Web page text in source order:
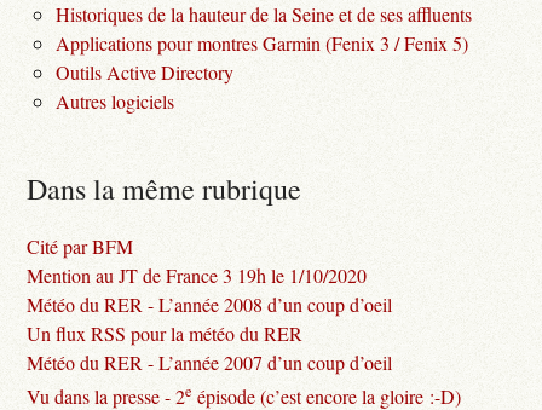
Historiques de la hauteur de la Seine et de ses affluents
Applications pour montres Garmin (Fenix 3 / Fenix 5)
Outils Active Directory
Autres logiciels
Dans la même rubrique
Cité par BFM
Mention au JT de France 3 19h le 1/10/2020
Météo du RER - L’année 2008 d’un coup d’oeil
Un flux RSS pour la météo du RER
Météo du RER - L’année 2007 d’un coup d’oeil
Vu dans la presse - 2e épisode (c’est encore la gloire :-D)